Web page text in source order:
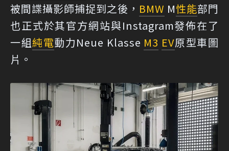
被間諜攝影師捕捉到之後， BMW M性能部門
也正式於其官方網站與Instagram發佈在了
一組純電動力Neue Klasse M3 EV原型車圖
片。